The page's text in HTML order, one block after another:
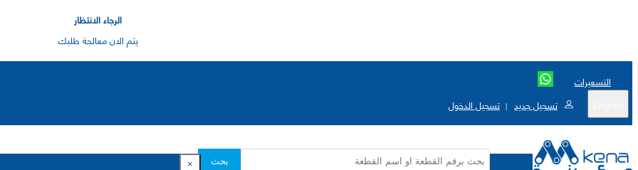
الرجاء الانتظار
يتم الان معالجة طلبك
التسعيرات
تسجيل جديد | تسجيل الدخول
بحث ×